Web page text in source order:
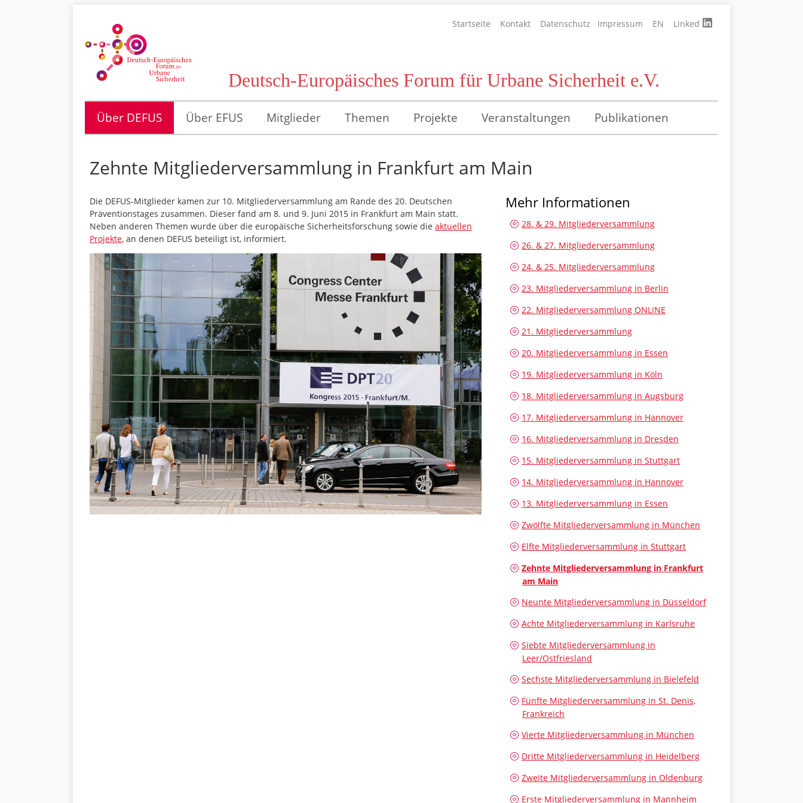
Startseite Kontakt Datenschutz Impressum EN Linked
Deutsch-Europäisches Forum für Urbane Sicherheit e.V.
Über DEFUS Über EFUS Mitglieder Themen Projekte Veranstaltungen Publikationen
Zehnte Mitgliederversammlung in Frankfurt am Main
Die DEFUS-Mitglieder kamen zur 10. Mitgliederversammlung am Rande des 20. Deutschen
Präventionstages zusammen. Dieser fand am 8. und 9. Juni 2015 in Frankfurt am Main statt.
Neben anderen Themen wurde über die europäische Sicherheitsforschung sowie die aktuellen
Projekte, an denen DEFUS beteiligt ist, informiert.
Mehr Informationen
28. & 29. Mitgliederversammlung
26. & 27. Mitgliederversammlung
24. & 25. Mitgliederversammlung
23. Mitgliederversammlung in Berlin
22. Mitgliederversammlung ONLINE
21. Mitgliederversammlung
20. Mitgliederversammlung in Essen
19. Mitgliederversammlung in Köln
18. Mitgliederversammlung in Augsburg
17. Mitgliederversammlung in Hannover
16. Mitgliederversammlung in Dresden
15. Mitgliederversammlung in Stuttgart
14. Mitgliederversammlung in Hannover
13. Mitgliederversammlung in Essen
Zwölfte Mitgliederversammlung in München
Elfte Mitgliederversammlung in Stuttgart
Zehnte Mitgliederversammlung in Frankfurt
am Main
Neunte Mitgliederversammlung in Düsseldorf
Achte Mitgliederversammlung in Karlsruhe
Siebte Mitgliederversammlung in
Leer/Ostfriesland
Sechste Mitgliederversammlung in Bielefeld
Fünfte Mitgliederversammlung in St. Denis,
Frankreich
Vierte Mitgliederversammlung in München
Dritte Mitgliederversammlung in Heidelberg
Zweite Mitgliederversammlung in Oldenburg
Erste Mitgliederversammlung in Mannheim